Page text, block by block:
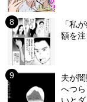
「私
額を
夫が
へつ